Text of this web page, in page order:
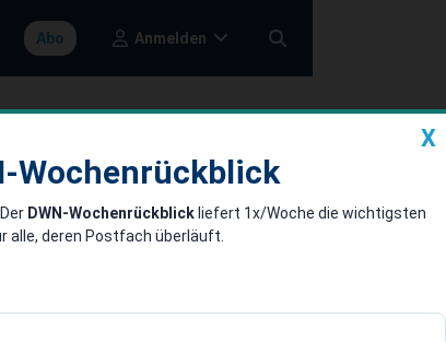
Abo Anmelden
X
Wochenrückblick
DWN-Wochenrückblick liefert 1x/Woche die wichtigsten
alle, deren Postfach überläuft.